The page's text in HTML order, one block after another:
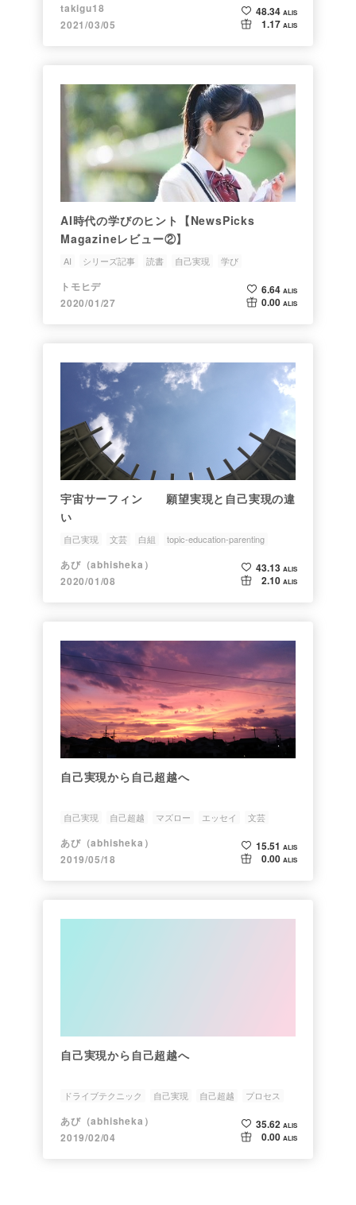
takigu18
2021/03/05
48.34 ALIS
1.17 ALIS
AI時代の学びのヒント【NewsPicks
Magazineレビュー②】
AI シリーズ記事 読書 自己実現 学び
トモヒデ
2020/01/27
6.64 ALIS
0.00 ALIS
宇宙サーフィン 願望実現と自己実現の違
い
自己実現 文芸 白組 topic-education-parenting
あび（abhisheka）
2020/01/08
43.13 ALIS
2.10 ALIS
自己実現から自己超越へ
自己実現 自己超越 マズロー エッセイ 文芸
あび（abhisheka）
2019/05/18
15.51 ALIS
0.00 ALIS
自己実現から自己超越へ
ドライブテクニック 自己実現 自己超越 プロセス
あび（abhisheka）
2019/02/04
35.62 ALIS
0.00 ALIS